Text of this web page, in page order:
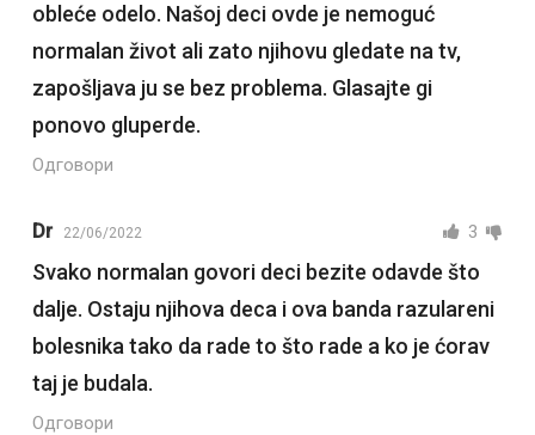
obleće odelo. Našoj deci ovde je nemoguć
normalan život ali zato njihovu gledate na tv,
zapošljava ju se bez problema. Glasajte gi
ponovo gluperde.
Одговори
Dr 22/06/2022 3
Svako normalan govori deci bezite odavde što
dalje. Ostaju njihova deca i ova banda razulareni
bolesnika tako da rade to što rade a ko je ćorav
taj je budala.
Одговори